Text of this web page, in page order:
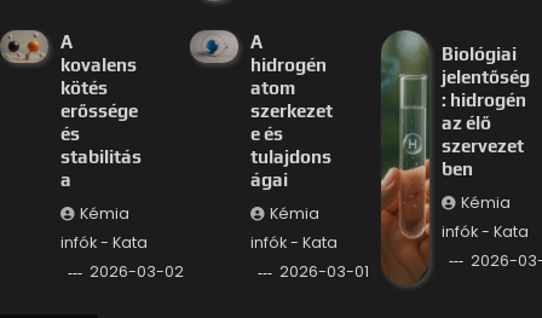
A
kovalens
kötés
erőssége
és
stabilitás
a
Kémia
infók - Kata
2026-03-02
A
hidrogén
atom
szerkezet
e és
tulajdons
ágai
Kémia
infók - Kata
2026-03-01
Biológiai
jelentőség
: hidrogén
az élő
szervezet
ben
Kémia
infók - Kata
2026-